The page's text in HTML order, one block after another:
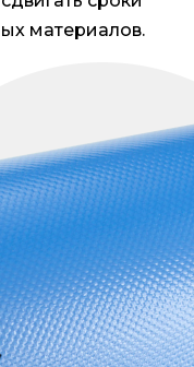
материалов.